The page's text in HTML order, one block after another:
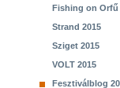
Fishing on Orfű
Strand 2015
Sziget 2015
VOLT 2015
Fesztiválblog